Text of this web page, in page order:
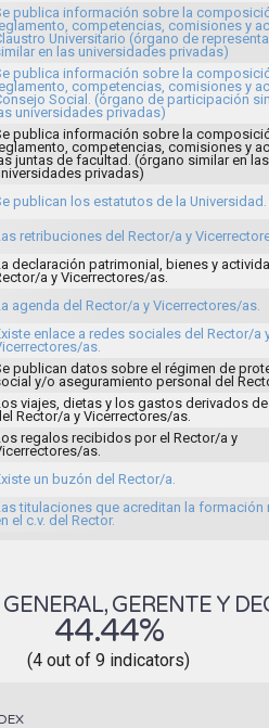
publica información sobre la
competencias, comisiones y
Universitario (órgano de
en las universidades privadas)
publica información sobre la
competencias, comisiones y
Social. (órgano de participación
universidades privadas)
publica información sobre la
competencias, comisiones y
juntas de facultad. (órgano similar en las
privadas)
publican los estatutos de la Universidad.
retribuciones del Rector/a y
declaración patrimonial, bienes y
a y Vicerrectores/as.
agenda del Rector/a y Vicerrectores/as.
enlace a redes sociales del Rector/a
as.
publican datos sobre el régimen de
y/o aseguramiento personal del
viajes, dietas y los gastos derivados
Rector/a y Vicerrectores/as.
regalos recibidos por el Rector/a y
as.
un buzón del Rector/a.
titulaciones que acreditan la formación
el c.v. del Rector.
GERENTE Y
44.44%
(4 out of 9 indicators)